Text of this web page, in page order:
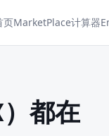
页MarketPlace计算器
都在